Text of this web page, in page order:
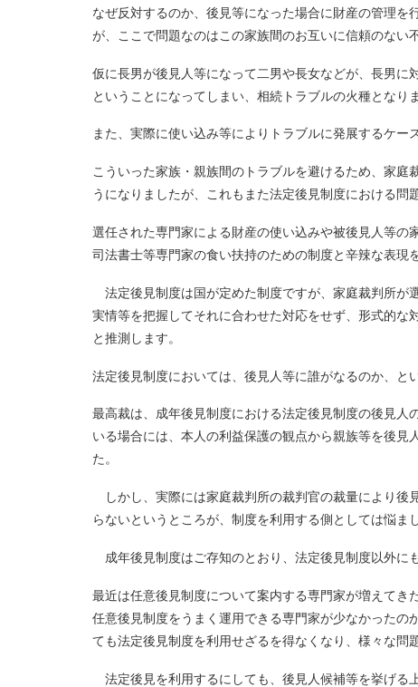
なぜ反対するのか、後見等になった場合に財産の管理
が、ここで問題なのはこの家族間のお互いに信頼のない
仮に長男が後見人等になって二男や長女などが、長男
ということになってしまい、相続トラブルの火種となりま
また、実際に使い込み等によりトラブルに発展するケー
こういった家族・親族間のトラブルを避けるため、家
うになりましたが、これもまた法定後見制度における問
選任された専門家による財産の使い込みや被後見人等
司法書士等専門家の食い扶持のための制度と辛辣な表現
法定後見制度は国が定めた制度ですが、家庭裁判所が
実情等を把握してそれに合わせた対応をせず、形式的
と推測します。
法定後見制度においては、後見人等に誰がなるのか、と
最高裁は、成年後見制度における法定後見制度の後見
いる場合には、本人の利益保護の観点から親族等を後
た。
しかし、実際には家庭裁判所の裁判官の裁量により後
らないというところが、制度を利用する側としては悩ま
成年後見制度はご存知のとおり、法定後見制度以外に
最近は任意後見制度について案内する専門家が増えてき
任意後見制度をうまく運用できる専門家が少なかったの
ても法定後見制度を利用せざるを得なくなり、様々な問
法定後見を利用するにしても、後見人候補等を挙げる